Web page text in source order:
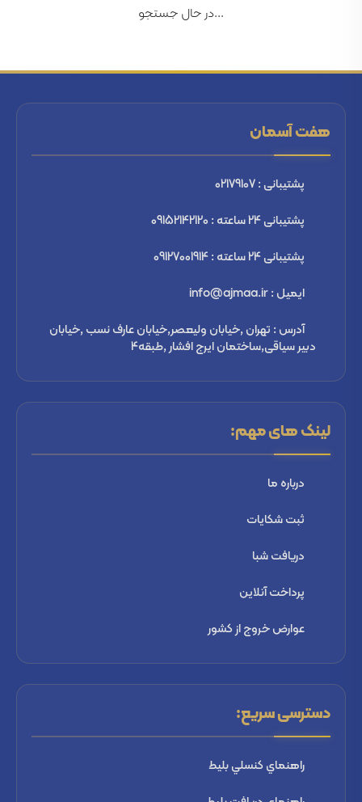
...در حال جستجو
هفت آسمان
پشتیبانی : 02179107
پشتیبانی 24 ساعته : 09152142120
پشتیبانی 24 ساعته : 09127001914
ایمیل : info@ajmaa.ir
آدرس : تهران ,خیابان ولیعصر,خیابان عارف نسب ,خیابان
دبیر سیاقی,ساختمان ایرج افشار ,طبقه4
لینک های مهم:
درباره ما
ثبت شكايات
دریافت شبا
پرداخت آنلاین
عوارض خروج از کشور
دسترسی سریع:
راهنماي كنسلي بليط